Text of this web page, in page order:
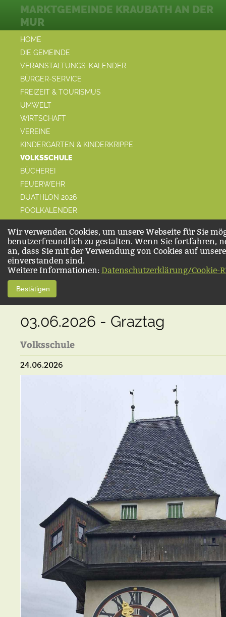
HOME
DIE GEMEINDE
VERANSTALTUNGS-KALENDER
BÜRGER-SERVICE
FREIZEIT & TOURISMUS
UMWELT
WIRTSCHAFT
VEREINE
KINDERGARTEN & KINDERKRIPPE
VOLKSSCHULE
BÜCHEREI
FEUERWEHR
DUATHLON 2026
POOLKALENDER
MARKTGEMEINDE KRAUBATH AN DER
MUR
Wir verwenden Cookies, um unsere Webseite für Sie
benutzerfreundlich zu gestalten. Wenn Sie fortfahren,
an, dass Sie mit der Verwendung von Cookies auf
einverstanden sind.
Weitere Informationen: Datenschutzerklärung/Cookie-
Bestätigen
03.06.2026 - Graztag
Volksschule
24.06.2026